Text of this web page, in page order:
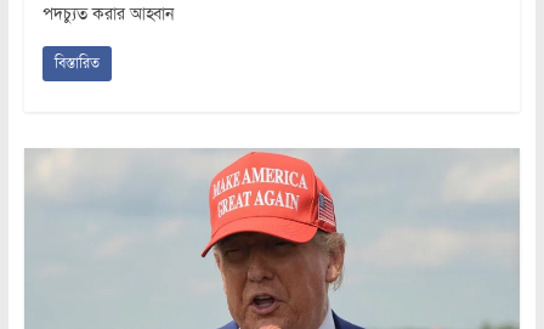
পদচ্যুত করার আহ্বান
বিস্তারিত